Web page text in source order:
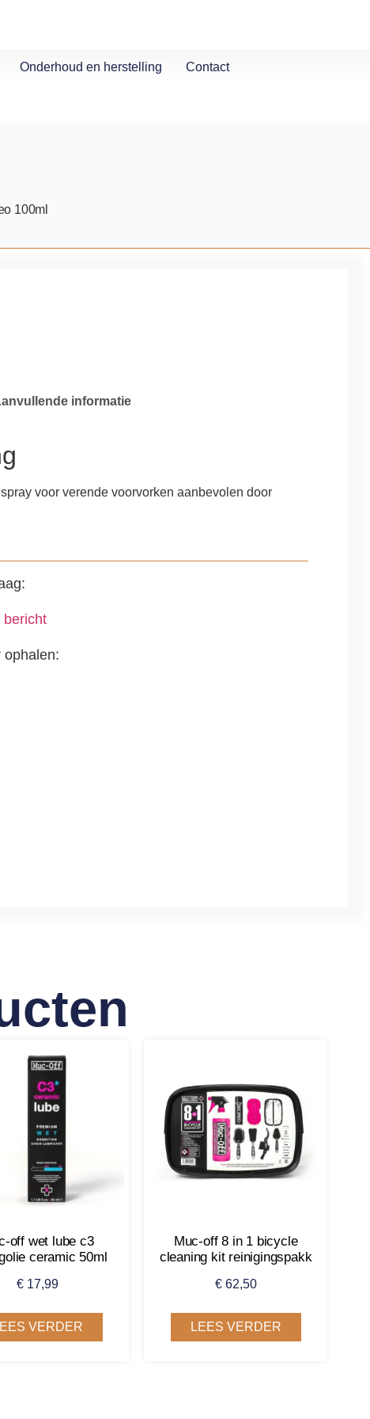
Onderhoud en herstelling Contact
100ml
informatie
voor verende voorvorken aanbevolen door
bericht
ophalen:
off wet lube c3
ceramic 50ml
€17,99
VERDER
Muc-off 8 in 1 bicycle
cleaning kit reinigingspakk
€62,50
LEES VERDER